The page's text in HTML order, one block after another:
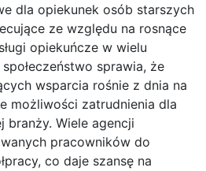
dla opiekunek osób starszych
ze względu na rosnące
opiekuńcze w wielu
sprawia, że
wsparcia rośnie z dnia na
możliwości zatrudnienia dla
branży. Wiele agencji
pracowników do
co daje szansę na